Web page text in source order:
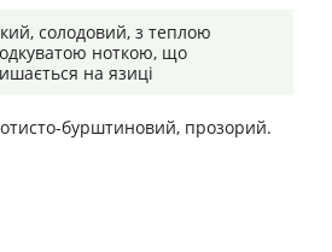
солодовий, з теплою
ноткою, що
на язиці
бурштиновий, прозорий.